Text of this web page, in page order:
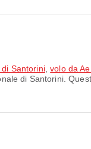
Santorini,volo da
di Santorini.